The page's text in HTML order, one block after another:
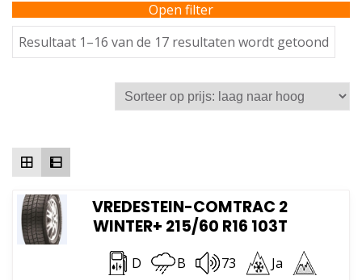
Open filter
Resultaat 1–16 van de 17 resultaten wordt getoond
op
prijs:
laag
VREDESTEIN-COMTRAC 2
WINTER+ 215/60 R16 103T
D B 73
Ja